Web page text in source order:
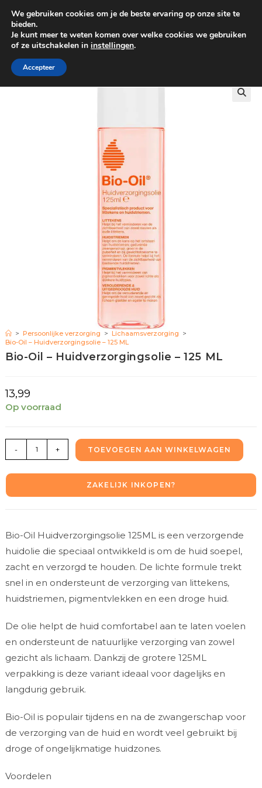
GRATIS BEZORGING VANAF €100
> Persoonlijke verzorging > Lichaamsverzorging >
Bio-Oil – Huidverzorgingsolie – 125 ML
Bio-Oil – Huidverzorgingsolie – 125 ML
13,99
Op voorraad
- + TOEVOEGEN AAN WINKELWAGEN
ZAKELIJK INKOPEN?
Bio-Oil Huidverzorgingsolie 125ML is een verzorgende
huidolie die speciaal ontwikkeld is om de huid soepel,
zacht en verzorgd te houden. De lichte formule trekt
snel in en ondersteunt de verzorging van littekens,
huidstriemen, pigmentvlekken en een droge huid.
De olie helpt de huid comfortabel aan te laten voelen
en ondersteunt de natuurlijke verzorging van zowel
gezicht als lichaam. Dankzij de grotere 125ML
verpakking is deze variant ideaal voor dagelijks en
langdurig gebruik.
Bio-Oil is populair tijdens en na de zwangerschap voor
de verzorging van de huid en wordt veel gebruikt bij
droge of ongelijkmatige huidzones.
Voordelen
We gebruiken cookies om je de beste ervaring op onze site te
bieden.
Je kunt meer te weten komen over welke cookies we gebruiken
of ze uitschakelen in instellingen.
Accepteer